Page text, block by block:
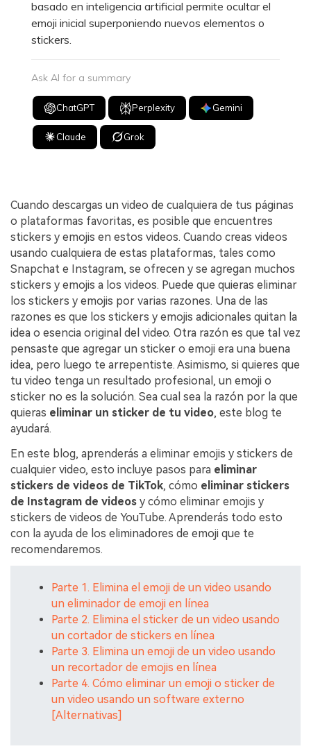
basado en inteligencia artificial permite ocultar el
emoji inicial superponiendo nuevos elementos o
stickers.
Ask AI for a summary
ChatGPT Perplexity Gemini
Claude Grok
Cuando descargas un video de cualquiera de tus páginas
o plataformas favoritas, es posible que encuentres
stickers y emojis en estos videos. Cuando creas videos
usando cualquiera de estas plataformas, tales como
Snapchat e Instagram, se ofrecen y se agregan muchos
stickers y emojis a los videos. Puede que quieras eliminar
los stickers y emojis por varias razones. Una de las
razones es que los stickers y emojis adicionales quitan la
idea o esencia original del video. Otra razón es que tal vez
pensaste que agregar un sticker o emoji era una buena
idea, pero luego te arrepentiste. Asimismo, si quieres que
tu video tenga un resultado profesional, un emoji o
sticker no es la solución. Sea cual sea la razón por la que
quieras eliminar un sticker de tu video, este blog te
ayudará.
En este blog, aprenderás a eliminar emojis y stickers de
cualquier video, esto incluye pasos para eliminar
stickers de videos de TikTok, cómo eliminar stickers
de Instagram de videos y cómo eliminar emojis y
stickers de videos de YouTube. Aprenderás todo esto
con la ayuda de los eliminadores de emoji que te
recomendaremos.
Parte 1. Elimina el emoji de un video usando
un eliminador de emoji en línea
Parte 2. Elimina el sticker de un video usando
un cortador de stickers en línea
Parte 3. Elimina un emoji de un video usando
un recortador de emojis en línea
Parte 4. Cómo eliminar un emoji o sticker de
un video usando un software externo
[Alternativas]